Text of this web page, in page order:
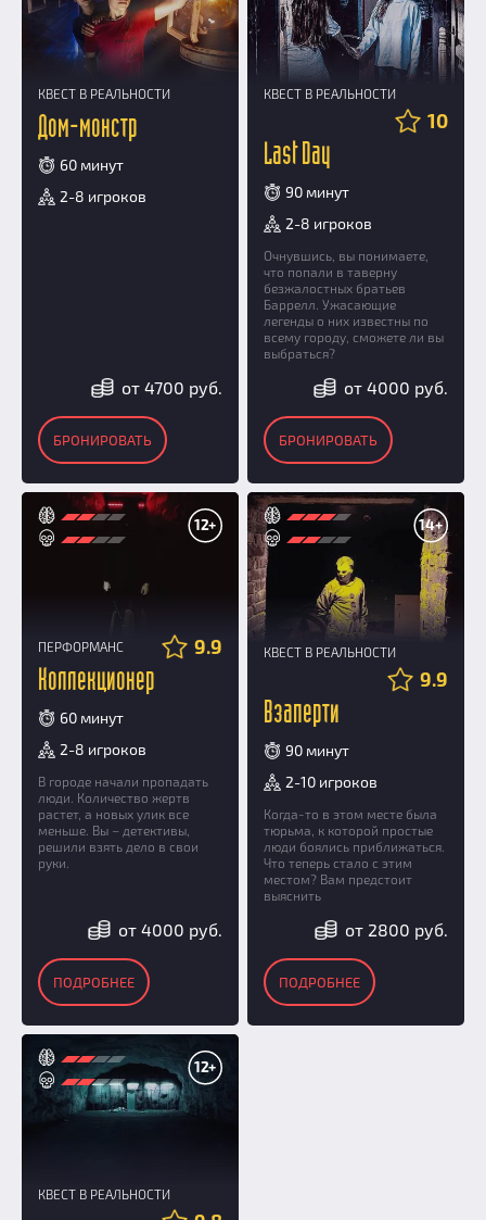
КВЕСТ В РЕАЛЬНОСТИ
Дом-монстр
60 минут
2-8 игроков
от 4700 руб.
БРОНИРОВАТЬ
КВЕСТ В РЕАЛЬНОСТИ
10
Last Day
90 минут
2-8 игроков
Очнувшись, вы понимаете,
что попали в таверну
безжалостных братьев
Баррелл. Ужасающие
легенды о них известны по
всему городу, сможете ли вы
выбраться?
от 4000 руб.
БРОНИРОВАТЬ
12+
ПЕРФОРМАНС 9.9
Коллекционер
60 минут
2-8 игроков
В городе начали пропадать
люди. Количество жертв
растет, а новых улик все
меньше. Вы – детективы,
решили взять дело в свои
руки.
от 4000 руб.
ПОДРОБНЕЕ
14+
КВЕСТ В РЕАЛЬНОСТИ
9.9
Взаперти
90 минут
2-10 игроков
Когда-то в этом месте была
тюрьма, к которой простые
люди боялись приближаться.
Что теперь стало с этим
местом? Вам предстоит
выяснить
от 2800 руб.
ПОДРОБНЕЕ
12+
КВЕСТ В РЕАЛЬНОСТИ